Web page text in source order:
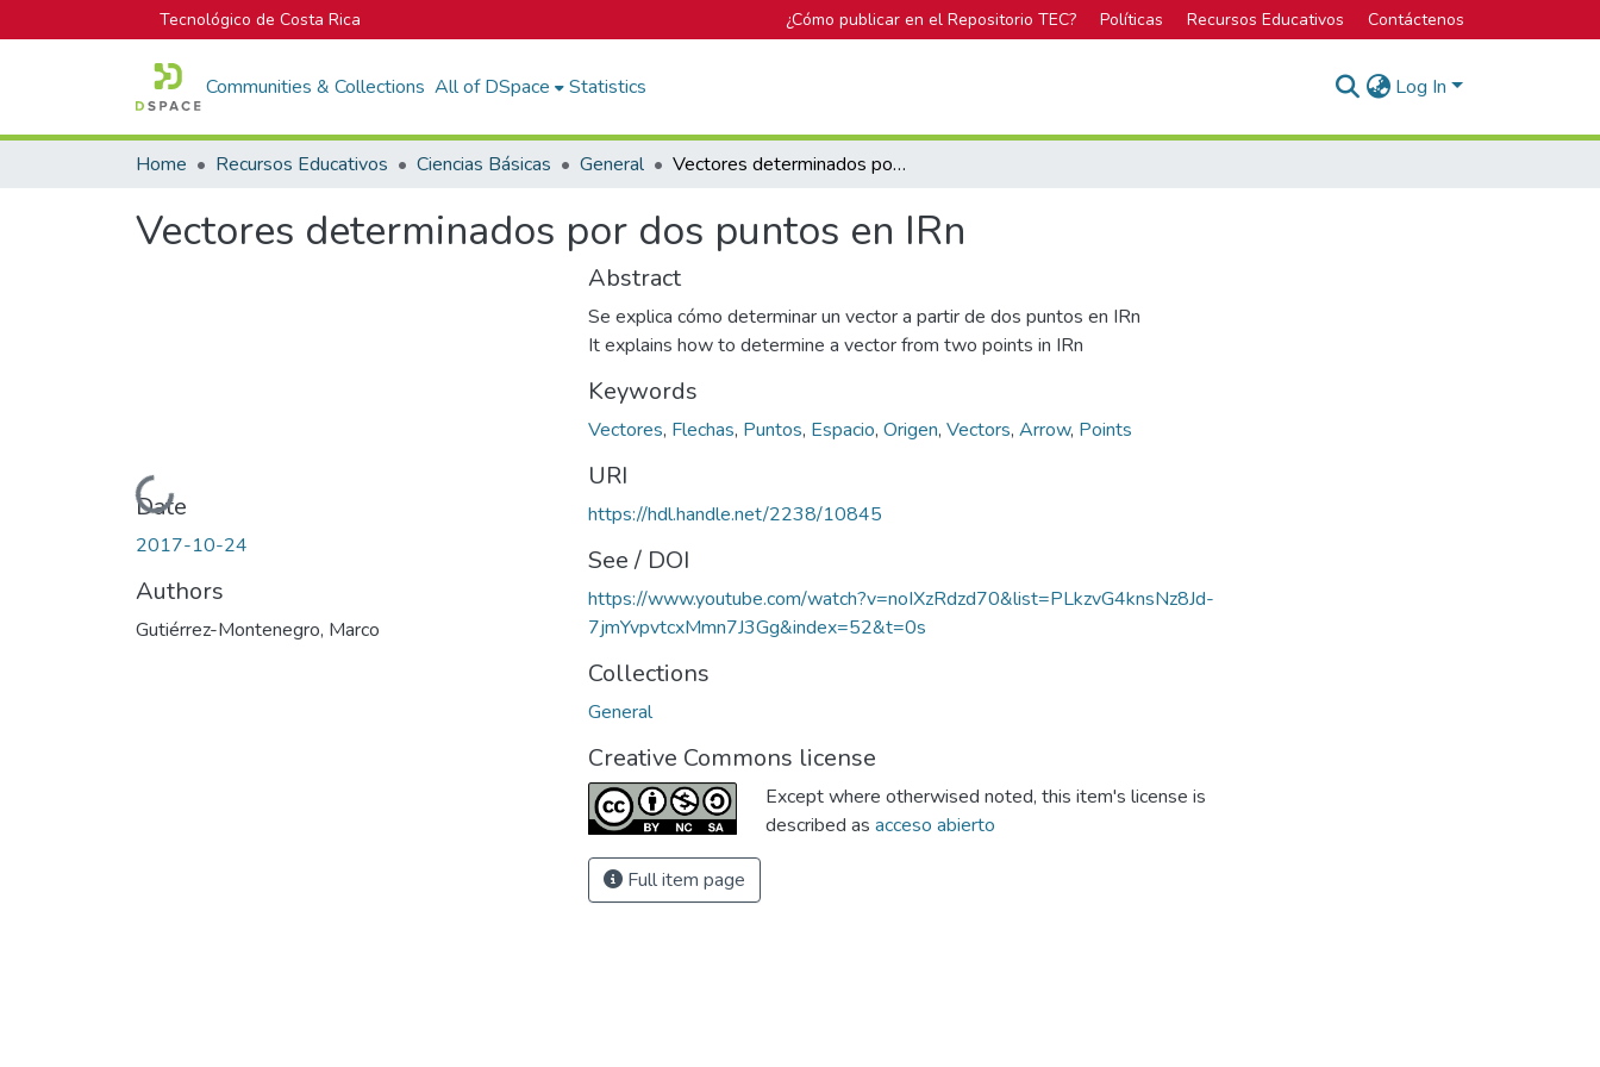
Tecnológico de Costa Rica ¿Cómo publicar en el Repositorio TEC? Políticas Recursos Educativos Contáctenos
Communities & Collections All of DSpace Statistics Log In
Home Recursos Educativos Ciencias Básicas General Vectores determinados por dos puntos en IRn
Vectores determinados por dos puntos en IRn
Loading...
Date
2017-10-24
Authors
Gutiérrez-Montenegro, Marco
Abstract
Se explica cómo determinar un vector a partir de dos puntos en IRn
It explains how to determine a vector from two points in IRn
Keywords
Vectores, Flechas, Puntos, Espacio, Origen, Vectors, Arrow, Points
URI
https://hdl.handle.net/2238/10845
See / DOI
https://www.youtube.com/watch?v=noIXzRdzd70&list=PLkzvG4knsNz8Jd-
7jmYvpvtcxMmn7J3Gg&index=52&t=0s
Collections
General
Creative Commons license
Except where otherwised noted, this item's license is
described as acceso abierto
Full item page